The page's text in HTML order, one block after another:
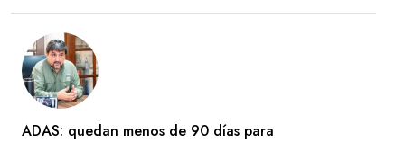
ADAS: quedan menos de 90 días para